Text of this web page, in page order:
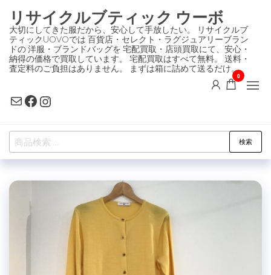
ン
テ
ン
ツ
プ
リサイクルブティック ウーボ
大切にしてきた服だから、安心して手放したい。 リサイクルブ
ティックUOVOでは 百貨店・セレクト・ラグジュアリーブラン
ドの 洋服・ブランドバッグを 宅配買取・店頭買取にて、安心・
納得の価格で買取しています。 宅配買取はすべて無料。 送料・
査定料のご負担はありません。 まずは箱に詰めて送るだけ。
MailFacebook
Instagram
0
検
索
象:
検索